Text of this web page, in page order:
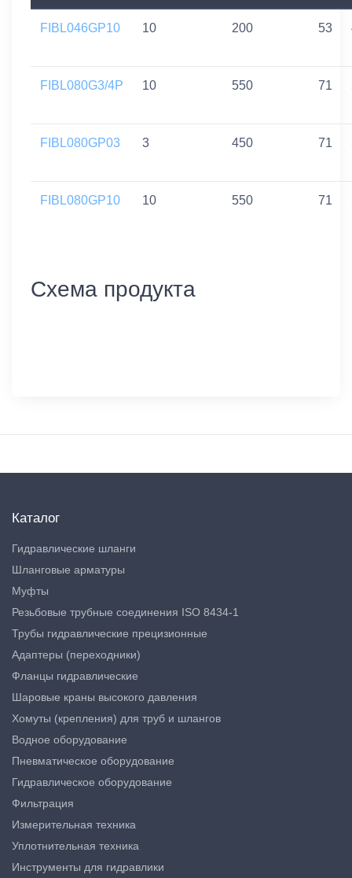
FIBL046GP10 10 200 53
FIBL080G3/4P 10 550 71
FIBL080GP03 3 450 71
FIBL080GP10 10 550 71
Схема продукта
Каталог
Гидравлические шланги
Шланговые арматуры
Муфты
Резьбовые трубные соединения ISO 8434-1
Трубы гидравлические прецизионные
Адаптеры (переходники)
Фланцы гидравлические
Шаровые краны высокого давления
Хомуты (крепления) для труб и шлангов
Водное оборудование
Пневматическое оборудование
Гидравлическое оборудование
Фильтрация
Измерительная техника
Уплотнительная техника
Инструменты для гидравлики